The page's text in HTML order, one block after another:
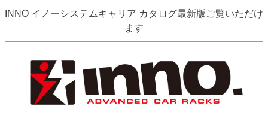
INNO イノーシステムキャリア カタログ最新版ご覧いただけ
ます